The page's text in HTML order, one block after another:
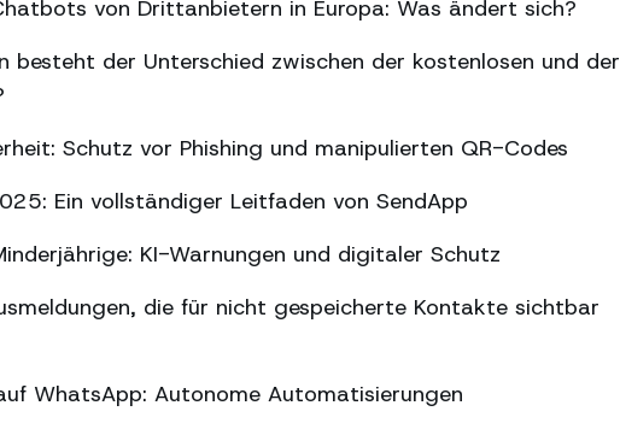
von Drittanbietern in Europa: Was ändert sich?
besteht der Unterschied zwischen der kostenlosen und der
Schutz vor Phishing und manipulierten QR-Codes
Ein vollständiger Leitfaden von SendApp
KI-Warnungen und digitaler Schutz
die für nicht gespeicherte Kontakte sichtbar
WhatsApp: Autonome Automatisierungen